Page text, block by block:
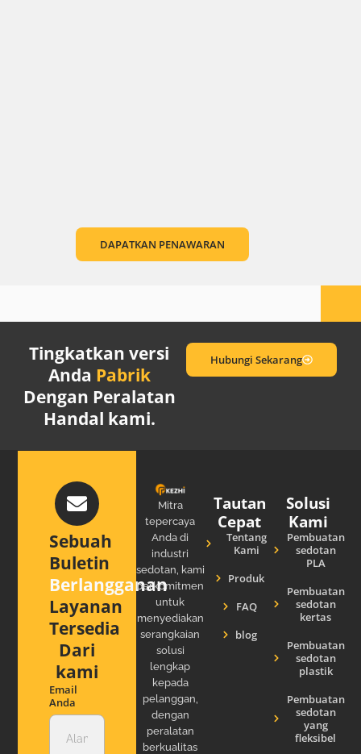
DAPATKAN PENAWARAN
Tingkatkan versi
Anda Pabrik
Dengan Peralatan
Handal kami.
Hubungi Sekarang
Sebuah
Buletin
Berlangganan
Layanan
Tersedia
Dari
kami
Email
Anda
Mitra
tepercaya
Anda di
industri
sedotan, kami
berkomitmen
untuk
menyediakan
serangkaian
solusi
lengkap
kepada
pelanggan,
dengan
peralatan
berkualitas
Tautan
Cepat
Tentang
Kami
Produk
FAQ
blog
Solusi
Kami
Pembuatan
sedotan
PLA
Pembuatan
sedotan
kertas
Pembuatan
sedotan
plastik
Pembuatan
sedotan
yang
fleksibel